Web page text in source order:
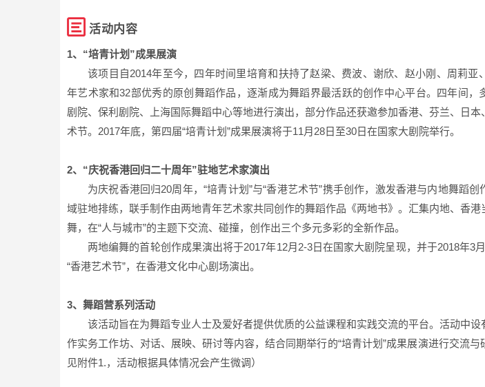
活动内容
1、“培青计划”成果展演
该项目自2014年至今，四年时间里培育和扶持了赵梁、费波、谢欣、赵小刚、周莉亚
年艺术家和32部优秀的原创舞蹈作品，逐渐成为舞蹈界最活跃的创作中心平台。四年间，
剧院、保利剧院、上海国际舞蹈中心等地进行演出，部分作品还获邀参加香港、芬兰、日本
术节。2017年底，第四届“培青计划”成果展演将于11月28日至30日在国家大剧院举行。
2、“庆祝香港回归二十周年”驻地艺术家演出
为庆祝香港回归20周年，“培青计划”与“香港艺术节”携手创作，激发香港与内地舞蹈
域驻地排练，联手制作由两地青年艺术家共同创作的舞蹈作品《两地书》。汇集内地、香港
舞，在“人与城市”的主题下交流、碰撞，创作出三个多元多彩的全新作品。
两地编舞的首轮创作成果演出将于2017年12月2-3日在国家大剧院呈现，并于2018年3
“香港艺术节”，在香港文化中心剧场演出。
3、舞蹈营系列活动
该活动旨在为舞蹈专业人士及爱好者提供优质的公益课程和实践交流的平台。活动中设
作实务工作坊、对话、展映、研讨等内容，结合同期举行的“培青计划”成果展演进行交流与
见附件1.，活动根据具体情况会产生微调）